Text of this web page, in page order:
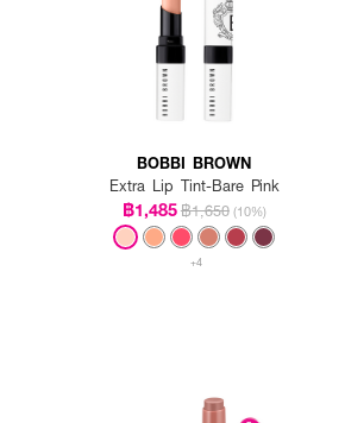
BOBBI BROWN
Extra Lip Tint-Bare Pink
฿1,485฿1,650 (10%)
+4